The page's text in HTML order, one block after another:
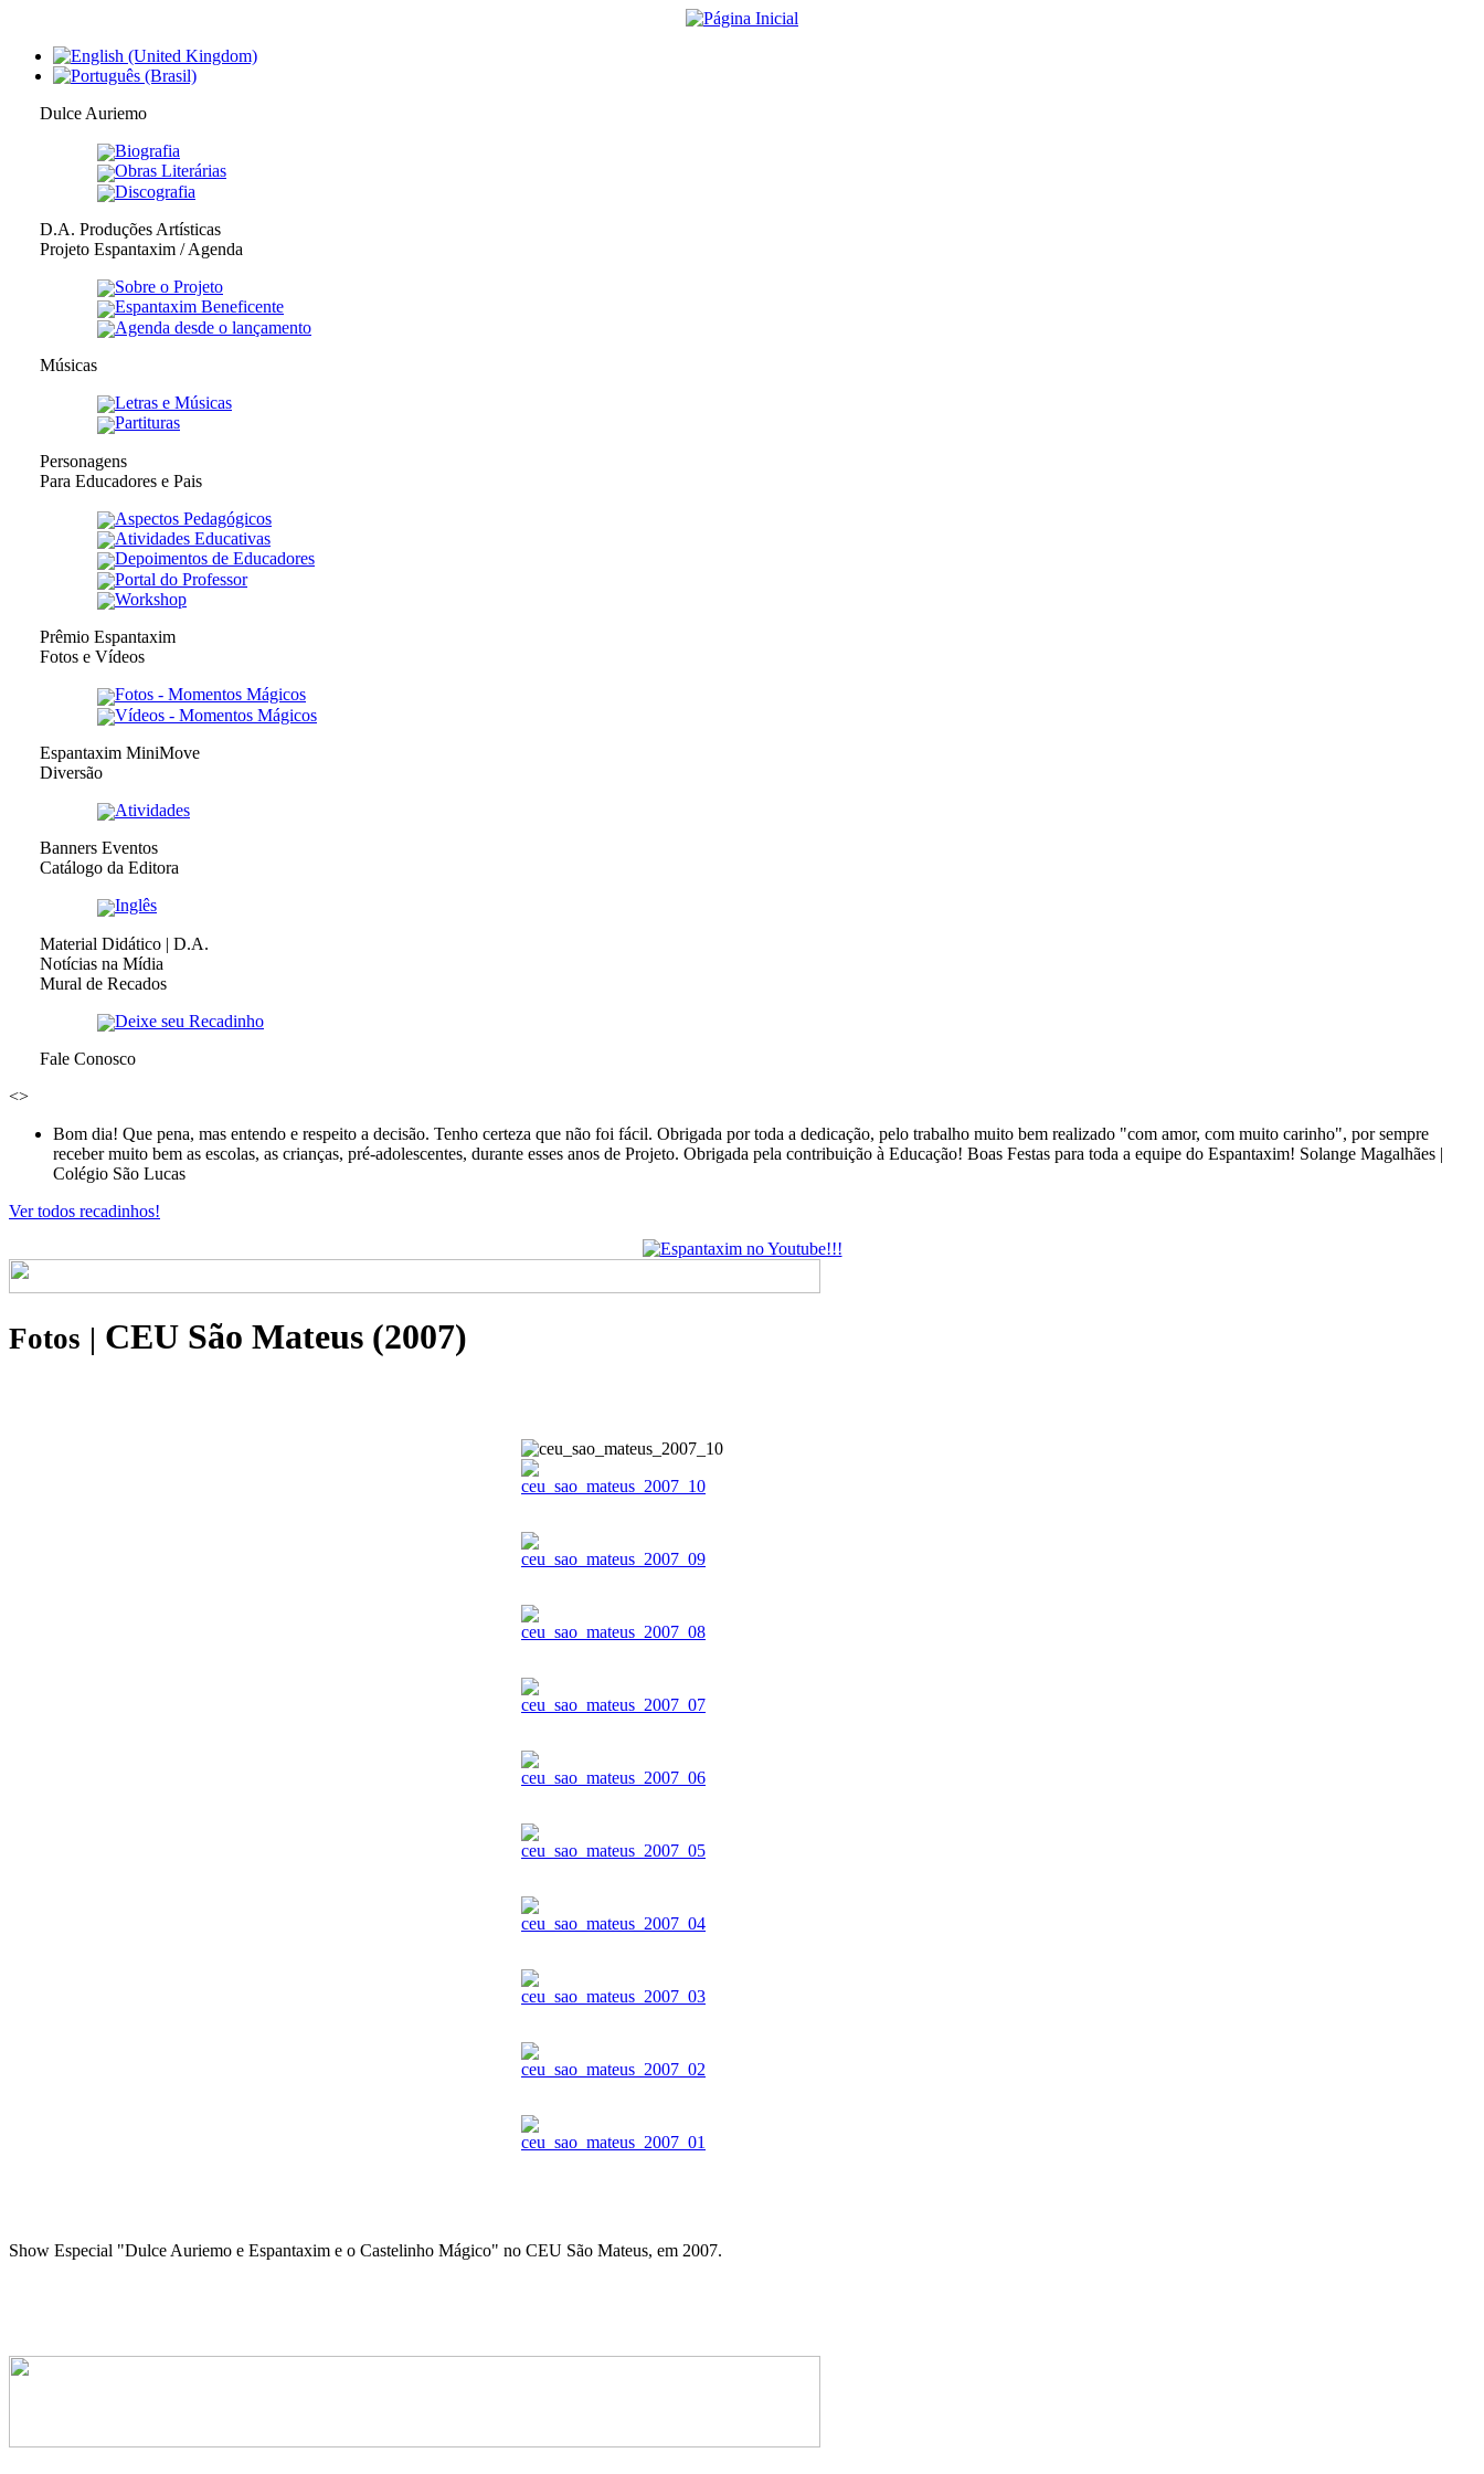
Dulce Auriemo
Biografia
Obras Literárias
Discografia
D.A. Produções Artísticas
Projeto Espantaxim / Agenda
Sobre o Projeto
Espantaxim Beneficente
Agenda desde o lançamento
Músicas
Letras e Músicas
Partituras
Personagens
Para Educadores e Pais
Aspectos Pedagógicos
Atividades Educativas
Depoimentos de Educadores
Portal do Professor
Workshop
Prêmio Espantaxim
Fotos e Vídeos
Fotos - Momentos Mágicos
Vídeos - Momentos Mágicos
Espantaxim MiniMove
Diversão
Atividades
Banners Eventos
Catálogo da Editora
Inglês
Material Didático | D.A.
Notícias na Mídia
Mural de Recados
Deixe seu Recadinho
Fale Conosco
<>
Bom dia! Que pena, mas entendo e respeito a decisão. Tenho certeza que não foi fácil. Obrigada por toda a dedicação, pelo trabalho muito bem realizado "com amor, com muito carinho", por sempre
receber muito bem as escolas, as crianças, pré-adolescentes, durante esses anos de Projeto. Obrigada pela contribuição à Educação! Boas Festas para toda a equipe do Espantaxim! Solange Magalhães |
Colégio São Lucas
Ver todos recadinhos!
Fotos | CEU São Mateus (2007)
Show Especial "Dulce Auriemo e Espantaxim e o Castelinho Mágico" no CEU São Mateus, em 2007.